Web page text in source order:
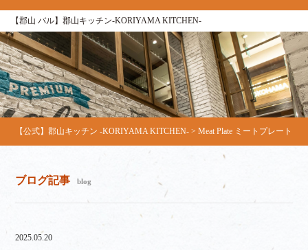
【郡山 バル】郡山キッチン-KORIYAMA KITCHEN-
【公式】郡山キッチン -KORIYAMA KITCHEN- >Meat Plate ミートプレート
ブログ記事 blog
2025.05.20